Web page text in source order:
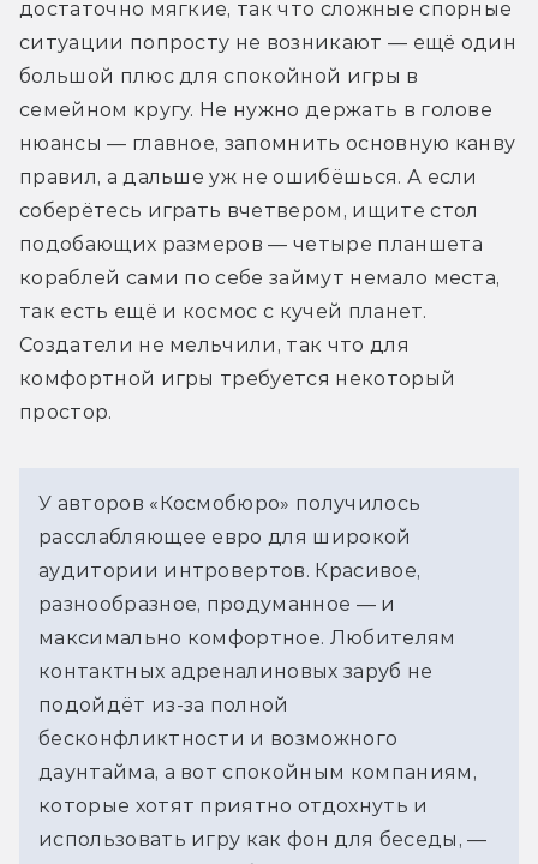
достаточно мягкие, так что сложные спорные
ситуации попросту не возникают — ещё один
большой плюс для спокойной игры в
семейном кругу. Не нужно держать в голове
нюансы — главное, запомнить основную канву
правил, а дальше уж не ошибёшься. А если
соберётесь играть вчетвером, ищите стол
подобающих размеров — четыре планшета
кораблей сами по себе займут немало места,
так есть ещё и космос с кучей планет.
Создатели не мельчили, так что для
комфортной игры требуется некоторый
простор.
У авторов «Космобюро» получилось
расслабляющее евро для широкой
аудитории интровертов. Красивое,
разнообразное, продуманное — и
максимально комфортное. Любителям
контактных адреналиновых заруб не
подойдёт из-за полной
бесконфликтности и возможного
даунтайма, а вот спокойным компаниям,
которые хотят приятно отдохнуть и
использовать игру как фон для беседы, —